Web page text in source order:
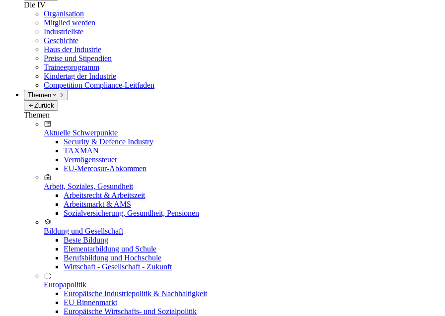
Die IV
Organisation
Mitglied werden
Industrieliste
Geschichte
Haus der Industrie
Preise und Stipendien
Traineeprogramm
Kindertag der Industrie
Competition Compliance-Leitfaden
Themen
Zurück
Themen
Aktuelle Schwerpunkte
Security & Defence Industry
TAXMAN
Vermögenssteuer
EU-Mercosur-Abkommen
Arbeit, Soziales, Gesundheit
Arbeitsrecht & Arbeitszeit
Arbeitsmarkt & AMS
Sozialversicherung, Gesundheit, Pensionen
Bildung und Gesellschaft
Beste Bildung
Elementarbildung und Schule
Berufsbildung und Hochschule
Wirtschaft - Gesellschaft - Zukunft
Europapolitik
Europäische Industriepolitik & Nachhaltigkeit
EU Binnenmarkt
Europäische Wirtschafts- und Sozialpolitik